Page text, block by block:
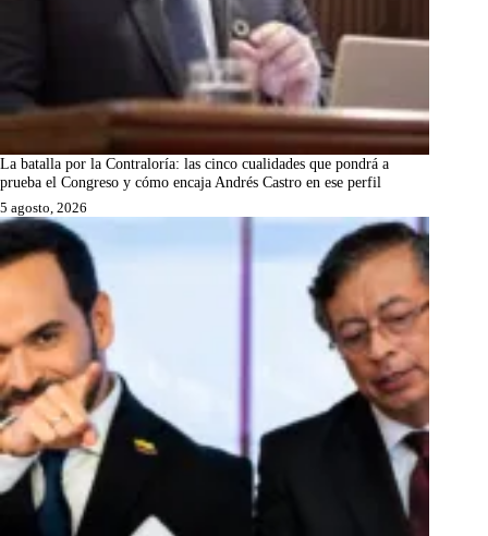
La batalla por la Contraloría: las cinco cualidades que pondrá a
prueba el Congreso y cómo encaja Andrés Castro en ese perfil
5 agosto, 2026